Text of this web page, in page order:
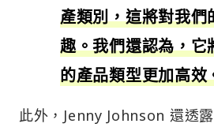
產類別，這將對我們
趣。我們還認為，它
的產品類型更加高效
此外，Jenny Johnson 還透